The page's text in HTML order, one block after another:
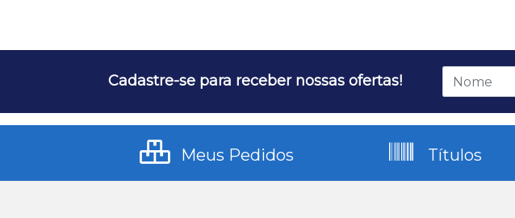
Cadastre-se para receber nossas ofertas!
Meus Pedidos Títulos